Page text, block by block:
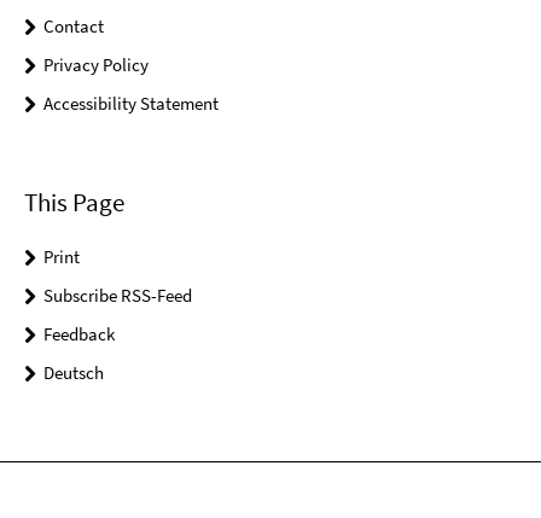
Contact
Privacy Policy
Accessibility Statement
This Page
Print
Subscribe RSS-Feed
Feedback
Deutsch